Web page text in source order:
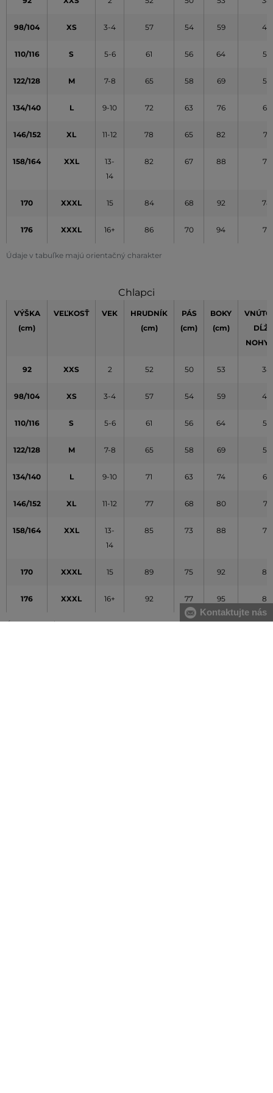
Údaje v tabuľke majú orientačný charakter
98/104 XS 3-4 57 54 59 45
110/116 S 5-6 61 56 64 52
122/128 M 7-8 65 58 69 59
134/140 L 9-10 72 63 76 65
146/152 XL 11-12 78 65 82 71
158/164 XXL
13-
14
82 67 88 77
170 XXXL 15 84 68 92 78
176 XXXL 16+ 86 70 94 79
Chlapci
Údaje v tabuľke majú orientačný charakter
VÝŠKA
(cm)
VEĽKOSŤ VEK
HRUDNÍK
(cm)
PÁS
(cm)
BOKY
(cm)
NOHY
92 XXS 2 52 50 53 38
98/104 XS 3-4 57 54 59 45
110/116 S 5-6 61 56 64 52
122/128 M 7-8 65 58 69 59
134/140 L 9-10 71 63 74 65
146/152 XL 11-12 77 68 80 71
158/164 XXL
13-
14
85 73 88 77
170 XXXL 15 89 75 92 80
176 XXXL 16+ 92 77 95 82
Kontaktujte nás